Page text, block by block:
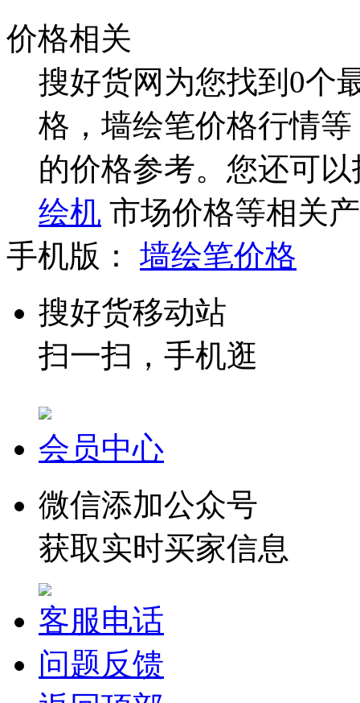
价格相关
搜好货网为您找到0个
格，墙绘笔价格行情
的价格参考。您还可
绘机 市场价格等相关
手机版： 墙绘笔价格
搜好货移动站
扫一扫，手机逛
会员中心
微信添加公众号
获取实时买家信息
客服电话
问题反馈